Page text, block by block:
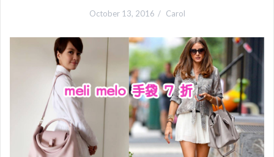
October 13, 2016 Carol